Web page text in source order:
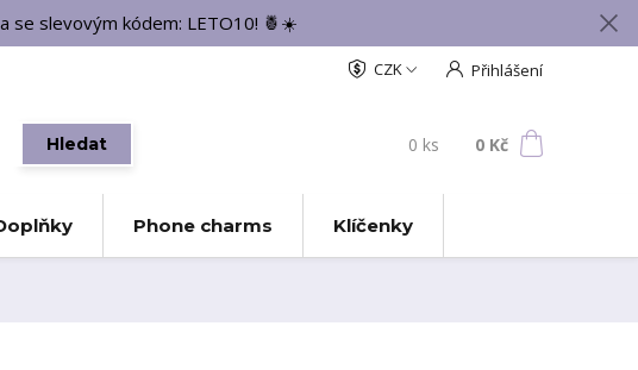
se slevovým kódem: LETO10! 🍍☀️
CZK Přihlášení
Hledat 0 ks 0 Kč
Phone charms Klíčenky